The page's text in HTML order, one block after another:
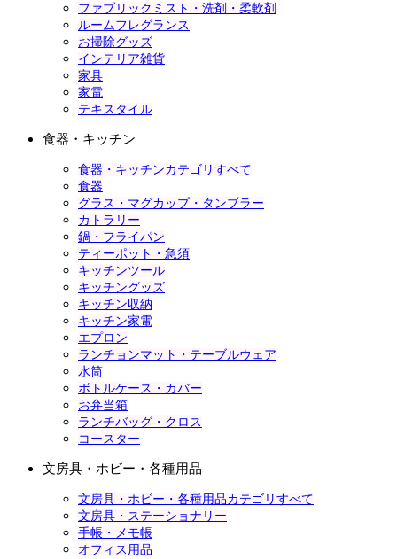
ファブリックミスト・洗剤・柔軟剤
ルームフレグランス
お掃除グッズ
インテリア雑貨
家具
家電
テキスタイル
食器・キッチン
食器・キッチンカテゴリすべて
食器
グラス・マグカップ・タンブラー
カトラリー
鍋・フライパン
ティーポット・急須
キッチンツール
キッチングッズ
キッチン収納
キッチン家電
エプロン
ランチョンマット・テーブルウェア
水筒
ボトルケース・カバー
お弁当箱
ランチバッグ・クロス
コースター
文房具・ホビー・各種用品
文房具・ホビー・各種用品カテゴリすべて
文房具・ステーショナリー
手帳・メモ帳
オフィス用品